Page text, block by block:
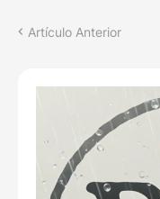
Artículo Anterior